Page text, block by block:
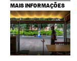
MAIS INFORMAÇÕES